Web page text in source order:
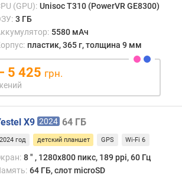
(GPU): Unisoc T310 (PowerVR GE8300)
3 ГБ
5580 мАч
пластик, 365 г, толщина 9 мм
5 425 грн.
X9 2024 64 ГБ
2024 год детский планшет GPS Wi-Fi 6
8 ″ , 1280x800 пикс, 189 ppi, 60 Гц
64 ГБ, слот microSD